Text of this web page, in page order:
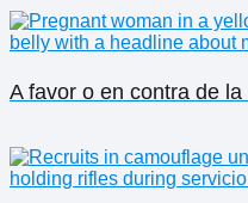
A favor o en contra de